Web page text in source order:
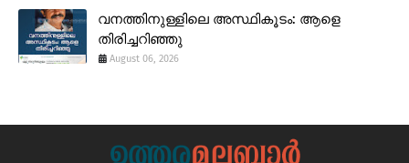
വനത്തിനുള്ളിലെ അസ്ഥികൂടം: ആളെ
തിരിച്ചറിഞ്ഞു
August 06, 2026